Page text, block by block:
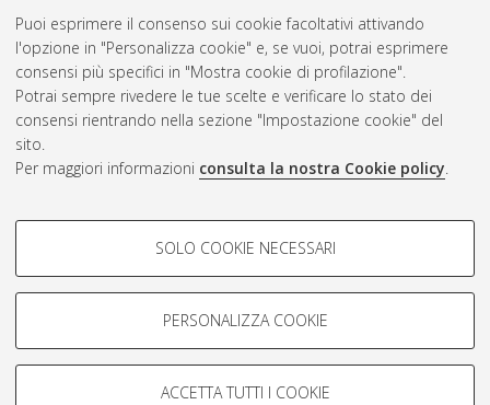
Puoi esprimere il consenso sui cookie facoltativi attivando
l'opzione in "Personalizza cookie" e, se vuoi, potrai esprimere
consensi più specifici in "Mostra cookie di profilazione".
Potrai sempre rivedere le tue scelte e verificare lo stato dei
consensi rientrando nella sezione "Impostazione cookie" del
sito.
Per maggiori informazioni consulta la nostra Cookie policy.
COOKIE DI PROFILAZIONE -
Si tratta di cookie utilizzati per analizzare le caratteristiche della
navigazione degli utenti, creare profili in base al loro comportamento
Mostra cookie di profilazione
SOLO COOKIE NECESSARI
PERSONALIZZA COOKIE
ACCETTA TUTTI I COOKIE
Atom
Rss 1.0
Rss 2.0
AMS Laurea
Impostazioni Cookie
Informativa sulla privacy
Condizioni d’uso del sito